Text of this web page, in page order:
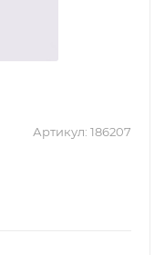
Артикул: 186207